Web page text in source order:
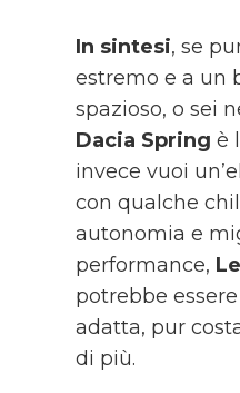
In sintesi, se
estremo e a un
spazioso, o sei
Dacia Spring è
invece vuoi
con qualche
autonomia e
performance,
potrebbe
adatta, pur
di più.